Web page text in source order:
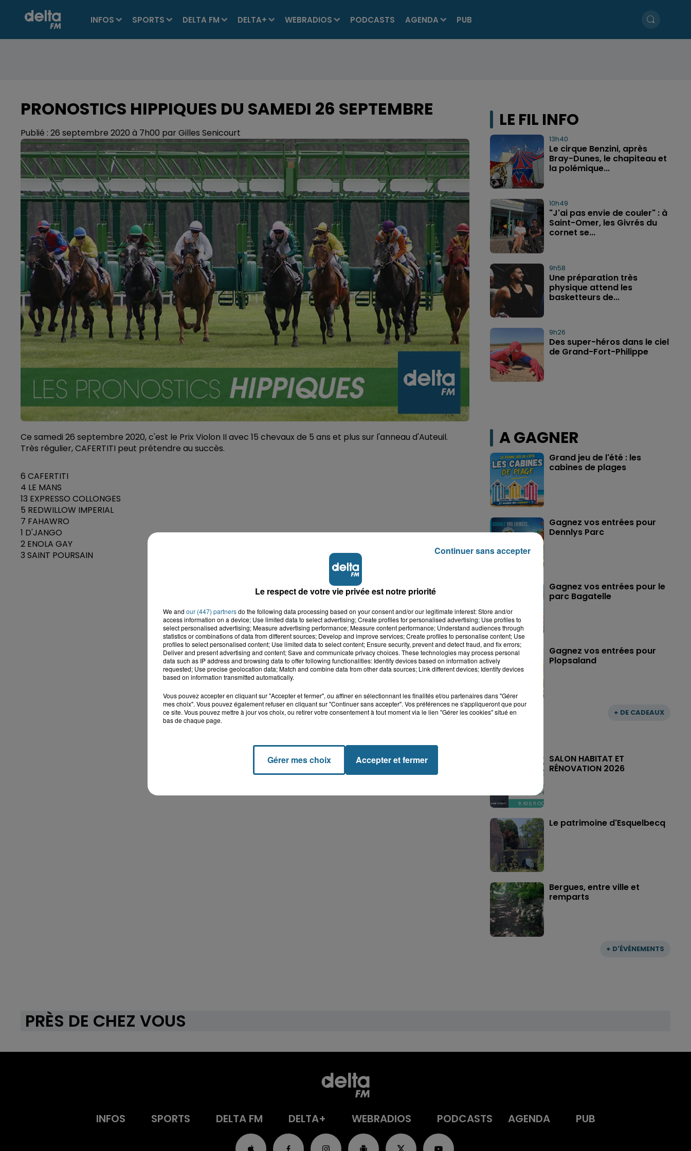
INFOS SPORTS DELTA FM DELTA+ WEBRADIOS PODCASTS AGENDA PUB
PRONOSTICS HIPPIQUES DU SAMEDI 26 SEPTEMBRE
Publié : 26 septembre 2020 à 7h00 par Gilles Senicourt
Ce samedi 26 septembre 2020, c'est le Prix Violon II avec 15 chevaux de 5 ans et plus sur l'anneau d'Auteuil.
Très régulier, CAFERTITI peut prétendre au succès.
6 CAFERTITI
4 LE MANS
13 EXPRESSO COLLONGES
5 REDWILLOW IMPERIAL
7 FAHAWRO
1 D'JANGO
2 ENOLA GAY
3 SAINT POURSAIN
LE FIL INFO
13h40
Le cirque Benzini, après
Bray-Dunes, le chapiteau et
la polémique...
10h49
"J'ai pas envie de couler" : à
Saint-Omer, les Givrés du
cornet se...
9h58
Une préparation très
physique attend les
basketteurs de...
9h26
Des super-héros dans le ciel
de Grand-Fort-Philippe
A GAGNER
+ DE CADEAUX
Grand jeu de l'été : les
cabines de plages
Gagnez vos entrées pour
Dennlys Parc
Gagnez vos entrées pour le
parc Bagatelle
Gagnez vos entrées pour
Plopsaland
+ D'ÉVÈNEMENTS
SALON HABITAT ET
RÉNOVATION 2026
Le patrimoine d'Esquelbecq
Bergues, entre ville et
remparts
PRÈS DE CHEZ VOUS
INFOS SPORTS DELTA FM DELTA+ WEBRADIOS PODCASTS AGENDA PUB
Le respect de votre vie privée est notre priorité
We and our (447) partnersdo the following data processing based on your consent and/or our legitimate interest: Store and/or
access information on a device; Use limited data to select advertising; Create profiles for personalised advertising; Use profiles to
select personalised advertising; Measure advertising performance; Measure content performance; Understand audiences through
statistics or combinations of data from different sources; Develop and improve services; Create profiles to personalise content; Use
profiles to select personalised content; Use limited data to select content; Ensure security, prevent and detect fraud, and fix errors;
Deliver and present advertising and content; Save and communicate privacy choices. These technologies may process personal
data such as IP address and browsing data to offer following functionalities: Identify devices based on information actively
requested; Use precise geolocation data; Match and combine data from other data sources; Link different devices; Identify devices
based on information transmitted automatically.
Vous pouvez accepter en cliquant sur "Accepter et fermer", ou affiner en sélectionnant les finalités et/ou partenaires dans "Gérer
mes choix". Vous pouvez également refuser en cliquant sur "Continuer sans accepter". Vos préférences ne s'appliqueront que pour
ce site. Vous pouvez mettre à jour vos choix, ou retirer votre consentement à tout moment via le lien "Gérer les cookies" situé en
bas de chaque page.
Gérer mes choix Accepter et fermer
Continuer sans accepter